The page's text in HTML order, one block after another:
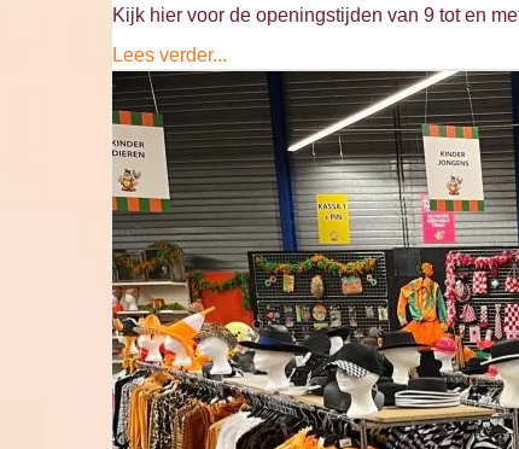
Kijk hier voor de openingstijden van 9 tot en
Lees verder...